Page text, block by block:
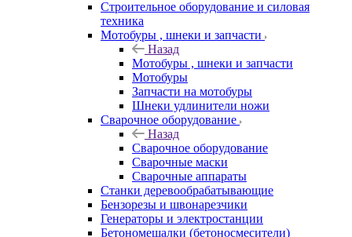
Строительное оборудование и силовая
техника
Мотобуры , шнеки и запчасти
Назад
Мотобуры , шнеки и запчасти
Мотобуры
Запчасти на мотобуры
Шнеки удлинители ножи
Сварочное оборудование
Назад
Сварочное оборудование
Сварочные маски
Сварочные аппараты
Станки деревообрабатывающие
Бензорезы и швонарезчики
Генераторы и электростанции
Бетономешалки (бетоносмесители)